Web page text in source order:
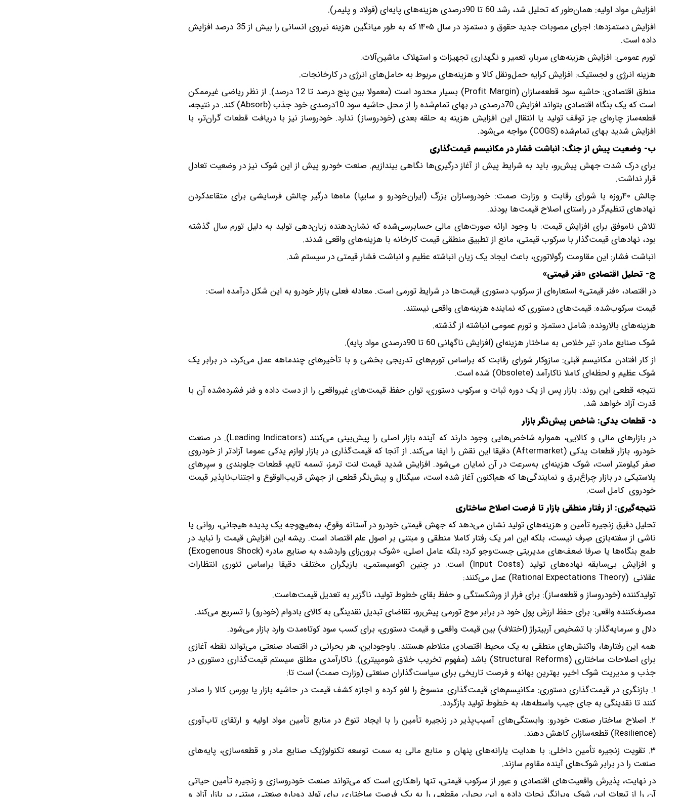
افزایش مواد اولیه: همان‌طور که تحلیل شد، رشد 60 تا 90درصدی هزینه‌های پایه‌ای (فولاد و پلیمر).
افزایش دستمزدها: اجرای مصوبات جدید حقوق و دستمزد در سال ۱۴۰۵ که به طور میانگین هزینه نیروی انسانی را بیش از 35 درصد افزایش
داده است.
تورم عمومی: افزایش هزینه‌های سربار، تعمیر و نگهداری تجهیزات و استهلاک ماشین‌آلات.
هزینه انرژی و لجستیک: افزایش کرایه حمل‌ونقل کالا و هزینه‌های مربوط به حامل‌های انرژی در کارخانجات.
منطق اقتصادی: حاشیه سود قطعه‌سازان (Profit Margin) بسیار محدود است (معمولا بین پنج درصد تا 12 درصد). از نظر ریاضی غیرممکن
است که یک بنگاه اقتصادی بتواند افزایش 70درصدی در بهای تمام‌شده را از محل حاشیه سود 10درصدی خود جذب (Absorb) کند. در نتیجه،
قطعه‌ساز چاره‌ای جز توقف تولید یا انتقال این افزایش هزینه به حلقه بعدی (خودروساز) ندارد. خودروساز نیز با دریافت قطعات گران‌تر، با
افزایش شدید بهای تمام‌شده (COGS) مواجه می‌شود.
ب- وضعیت پیش از جنگ: انباشت فشار در مکانیسم قیمت‌گذاری
برای درک شدت جهش پیش‌رو، باید به شرایط پیش از آغاز درگیری‌ها نگاهی بیندازیم. صنعت خودرو پیش از این شوک نیز در وضعیت تعادل
قرار نداشت.
چالش ۴۰‌روزه با شورای رقابت و وزارت صمت: خودروسازان بزرگ (ایران‌خودرو و سایپا) ماه‌ها درگیر چالش فرسایشی برای متقاعد‌کردن
نهادهای تنظیم‌گر در راستای اصلاح قیمت‌ها بودند.
تلاش ناموفق برای افزایش قیمت: با وجود ارائه صورت‌های مالی حسابرسی‌شده که نشان‌دهنده زیان‌دهی تولید به دلیل تورم سال گذشته
بود، نهادهای قیمت‌گذار با سرکوب قیمتی، مانع از تطبیق منطقی قیمت کارخانه با هزینه‌های واقعی شدند.
انباشت فشار: این مقاومت رگولاتوری، باعث ایجاد یک زیان انباشته عظیم و انباشت فشار قیمتی در سیستم شد.
ج- تحلیل اقتصادی «فنر قیمتی»
در اقتصاد، «فنر قیمتی» استعاره‌ای از سرکوب دستوری قیمت‌ها در شرایط تورمی است. معادله فعلی بازار خودرو به این شکل درآمده است:
قیمت سرکوب‌شده: قیمت‌های دستوری که نماینده هزینه‌های واقعی نیستند.
هزینه‌های بالارونده: شامل دستمزد و تورم عمومی انباشته از گذشته.
شوک صنایع مادر: تیر خلاص به ساختار هزینه‌ای (افزایش ناگهانی 60 تا 90درصدی مواد پایه).
از کار افتادن مکانیسم قبلی: سازوکار شورای رقابت که بر‌اساس تورم‌های تدریجی بخشی و با تأخیرهای چندماهه عمل می‌کرد، در برابر یک
شوک عظیم و لحظه‌ای کاملا ناکارآمد (Obsolete) شده است.
نتیجه قطعی این روند: بازار پس از یک دوره ثبات و سرکوب دستوری، توان حفظ قیمت‌های غیرواقعی را از دست داده و فنر فشرده‌شده آن با
قدرت آزاد خواهد شد.
د- قطعات یدکی: شاخص پیش‌نگر بازار
در بازارهای مالی و کالایی، همواره شاخص‌هایی وجود دارند که آینده بازار اصلی را پیش‌بینی می‌کنند (Leading Indicators). در صنعت
خودرو، بازار قطعات یدکی (Aftermarket) دقیقا این نقش را ایفا می‌کند. از آنجا که قیمت‌گذاری در بازار لوازم یدکی عموما آزادتر از خودروی
صفر کیلومتر است، شوک هزینه‌ای به‌سرعت در آن نمایان می‌شود. افزایش شدید قیمت لنت ترمز، تسمه تایم، قطعات جلوبندی و سپرهای
پلاستیکی در بازار چراغ‌برق و نمایندگی‌ها که هم‌اکنون آغاز شده است، سیگنال و پیش‌نگر قطعی از جهش قریب‌الوقوع و اجتناب‌ناپذیر قیمت
خودروی کامل است.
نتیجه‌گیری: از رفتار منطقی بازار تا فرصت اصلاح ساختاری
تحلیل دقیق زنجیره تأمین و هزینه‌های تولید نشان می‌دهد که جهش قیمتی خودرو در آستانه وقوع، به‌هیچ‌وجه یک پدیده هیجانی، روانی یا
ناشی از سفته‌بازی صِرف نیست، بلکه این امر یک رفتار کاملا منطقی و مبتنی بر اصول علم اقتصاد است. ریشه این افزایش قیمت را نباید در
طمع بنگاه‌ها یا صرفا ضعف‌های مدیریتی جست‌وجو کرد؛ بلکه عامل اصلی، «شوک برون‌زای وارد‌شده به صنایع مادر» (Exogenous Shock)
و افزایش بی‌سابقه نهاده‌های تولید (Input Costs) است. در چنین اکوسیستمی، بازیگران مختلف دقیقا بر‌اساس تئوری انتظارات
عقلانی (Rational Expectations Theory) عمل می‌کنند:
تولیدکننده (خودروساز و قطعه‌ساز): برای فرار از ورشکستگی و حفظ بقای خطوط تولید، ناگزیر به تعدیل قیمت‌هاست.
مصرف‌کننده واقعی: برای حفظ ارزش پول خود در برابر موج تورمی پیش‌رو، تقاضای تبدیل نقدینگی به کالای بادوام (خودرو) را تسریع می‌کند.
دلال و سرمایه‌گذار: با تشخیص آربیتراژ (اختلاف) بین قیمت واقعی و قیمت دستوری، برای کسب سود کوتاه‌مدت وارد بازار می‌شود.
همه این رفتارها، واکنش‌های منطقی به یک محیط اقتصادی متلاطم هستند. با‌وجود‌این، هر بحرانی در اقتصاد صنعتی می‌تواند نقطه آغازی
برای اصلاحات ساختاری (Structural Reforms) باشد (مفهوم تخریب خلاق شومپیتری). ناکارآمدی مطلق سیستم قیمت‌گذاری دستوری در
جذب و مدیریت شوک اخیر، بهترین بهانه و فرصت تاریخی برای سیاست‌گذاران صنعتی (وزارت صمت) است تا:
۱. بازنگری در قیمت‌گذاری دستوری: مکانیسم‌های قیمت‌گذاری منسوخ را لغو کرده و اجازه کشف قیمت در حاشیه بازار یا بورس کالا را صادر
کنند تا نقدینگی به جای جیب واسطه‌ها، به خطوط تولید بازگردد.
۲. اصلاح ساختار صنعت خودرو: وابستگی‌های آسیب‌پذیر در زنجیره تأمین را با ایجاد تنوع در منابع تأمین مواد اولیه و ارتقای تاب‌آوری
(Resilience) قطعه‌سازان کاهش دهند.
۳. تقویت زنجیره تأمین داخلی: با هدایت یارانه‌های پنهان و منابع مالی به سمت توسعه تکنولوژیک صنایع مادر و قطعه‌سازی، پایه‌های
صنعت را در برابر شوک‌های آینده مقاوم سازند.
در نهایت، پذیرش واقعیت‌های اقتصادی و عبور از سرکوب قیمتی، تنها راهکاری است که می‌تواند صنعت خودروسازی و زنجیره تأمین حیاتی
آن را از تبعات این شوک ویرانگر نجات داده و این بحران مقطعی را به یک فرصت ساختاری برای تولد دوباره صنعتی مبتنی بر بازار آزاد و